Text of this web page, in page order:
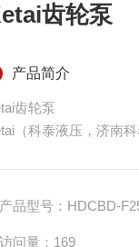
齿轮泵
产品简介
齿轮泵
（科泰液压，济南
产品型号：HDCBD-
访问量：169